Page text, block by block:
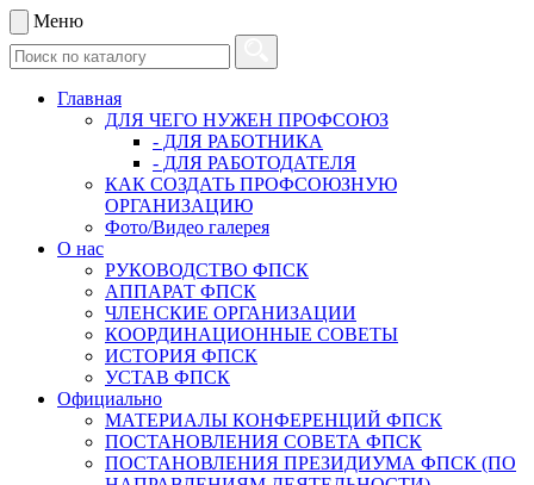
Меню
Главная
ДЛЯ ЧЕГО НУЖЕН ПРОФСОЮЗ
- ДЛЯ РАБОТНИКА
- ДЛЯ РАБОТОДАТЕЛЯ
КАК СОЗДАТЬ ПРОФСОЮЗНУЮ
ОРГАНИЗАЦИЮ
Фото/Видео галерея
О нас
РУКОВОДСТВО ФПСК
АППАРАТ ФПСК
ЧЛЕНСКИЕ ОРГАНИЗАЦИИ
КООРДИНАЦИОННЫЕ СОВЕТЫ
ИСТОРИЯ ФПСК
УСТАВ ФПСК
Официально
МАТЕРИАЛЫ КОНФЕРЕНЦИЙ ФПСК
ПОСТАНОВЛЕНИЯ СОВЕТА ФПСК
ПОСТАНОВЛЕНИЯ ПРЕЗИДИУМА ФПСК (ПО